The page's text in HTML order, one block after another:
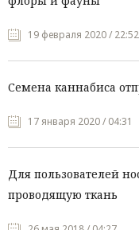
19 февраля 2020 / 22:52
Семена каннабиса
17 января 2020 / 04:31
Для пользователей
проводящую ткань